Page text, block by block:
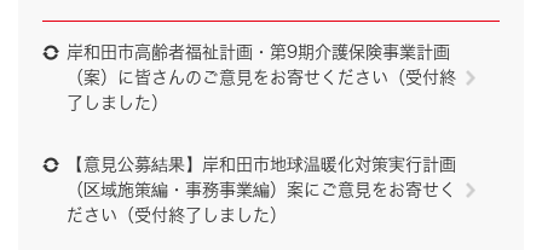
岸和田市高齢者福祉計画・第9期介護保険事業計画
（案）に皆さんのご意見をお寄せください（受付終
了しました）
【意見公募結果】岸和田市地球温暖化対策実行計画
（区域施策編・事務事業編）案にご意見をお寄せく
ださい（受付終了しました）